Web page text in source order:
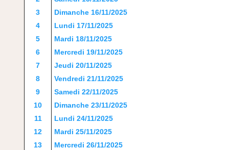
3
Dimanche 16/11/2025
4
Lundi 17/11/2025
5
Mardi 18/11/2025
6
Mercredi 19/11/2025
7
Jeudi 20/11/2025
8
Vendredi 21/11/2025
9
Samedi 22/11/2025
10
Dimanche 23/11/2025
11
Lundi 24/11/2025
12
Mardi 25/11/2025
13
Mercredi 26/11/2025